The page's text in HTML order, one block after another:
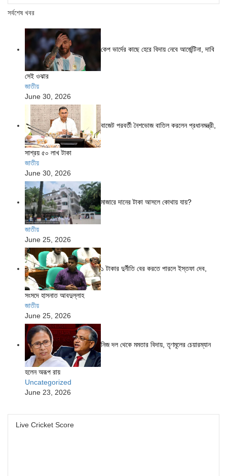
সর্বশেষ খবর
কেপ ভার্দের কাছে হেরে বিদায় নেবে আর্জেন্টিনা, দাবি
সেই ওঝার
জাতীয়
June 30, 2026
বাজেট পরবর্তী নৈশভোজ বাতিল করলেন প্রধানমন্ত্রী,
সাশ্রয় ৫০ লাখ টাকা
জাতীয়
June 30, 2026
মাজারে দানের টাকা আসলে কোথায় যায়?
জাতীয়
June 25, 2026
১ টাকার দুর্নীতি বের করতে পারলে ইস্তফা দেব,
সংসদে হাসনাত আবদুল্লাহ
জাতীয়
June 25, 2026
নিজ দল থেকে মমতার বিদায়, তৃণমূলের চেয়ারম্যান
হলেন অরূপ রায়
Uncategorized
June 23, 2026
Live Cricket Score